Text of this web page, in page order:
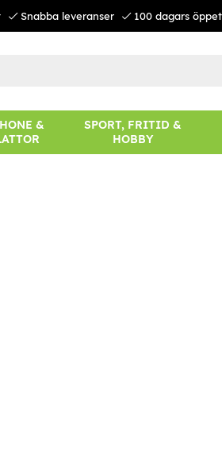
Snabba leveranser 100 dagars
&
SPORT, FRITID &
HOBBY